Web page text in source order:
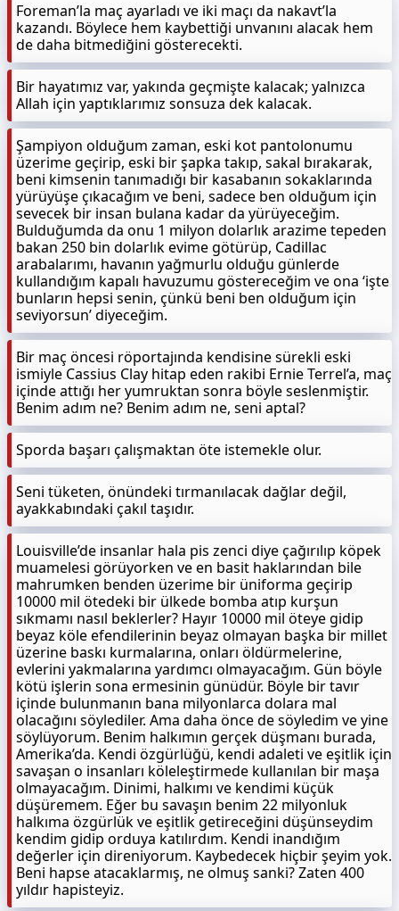
Foreman’la maç ayarladı ve iki maçı da nakavt’la
kazandı. Böylece hem kaybettiği unvanını alacak hem
de daha bitmediğini gösterecekti.
Bir hayatımız var, yakında geçmişte kalacak; yalnızca
Allah için yaptıklarımız sonsuza dek kalacak.
Şampiyon olduğum zaman, eski kot pantolonumu
üzerime geçirip, eski bir şapka takıp, sakal bırakarak,
beni kimsenin tanımadığı bir kasabanın sokaklarında
yürüyüşe çıkacağım ve beni, sadece ben olduğum için
sevecek bir insan bulana kadar da yürüyeceğim.
Bulduğumda da onu 1 milyon dolarlık arazime tepeden
bakan 250 bin dolarlık evime götürüp, Cadillac
arabalarımı, havanın yağmurlu olduğu günlerde
kullandığım kapalı havuzumu göstereceğim ve ona ‘işte
bunların hepsi senin, çünkü beni ben olduğum için
seviyorsun’ diyeceğim.
Bir maç öncesi röportajında kendisine sürekli eski
ismiyle Cassius Clay hitap eden rakibi Ernie Terrel’a, maç
içinde attığı her yumruktan sonra böyle seslenmiştir.
Benim adım ne? Benim adım ne, seni aptal?
Sporda başarı çalışmaktan öte istemekle olur.
Seni tüketen, önündeki tırmanılacak dağlar değil,
ayakkabındaki çakıl taşıdır.
Louisville’de insanlar hala pis zenci diye çağırılıp köpek
muamelesi görüyorken ve en basit haklarından bile
mahrumken benden üzerime bir üniforma geçirip
10000 mil ötedeki bir ülkede bomba atıp kurşun
sıkmamı nasıl beklerler? Hayır 10000 mil öteye gidip
beyaz köle efendilerinin beyaz olmayan başka bir millet
üzerine baskı kurmalarına, onları öldürmelerine,
evlerini yakmalarına yardımcı olmayacağım. Gün böyle
kötü işlerin sona ermesinin günüdür. Böyle bir tavır
içinde bulunmanın bana milyonlarca dolara mal
olacağını söylediler. Ama daha önce de söyledim ve yine
söylüyorum. Benim halkımın gerçek düşmanı burada,
Amerika’da. Kendi özgürlüğü, kendi adaleti ve eşitlik için
savaşan o insanları köleleştirmede kullanılan bir maşa
olmayacağım. Dinimi, halkımı ve kendimi küçük
düşüremem. Eğer bu savaşın benim 22 milyonluk
halkıma özgürlük ve eşitlik getireceğini düşünseydim
kendim gidip orduya katılırdım. Kendi inandığım
değerler için direniyorum. Kaybedecek hiçbir şeyim yok.
Beni hapse atacaklarmış, ne olmuş sanki? Zaten 400
yıldır hapisteyiz.